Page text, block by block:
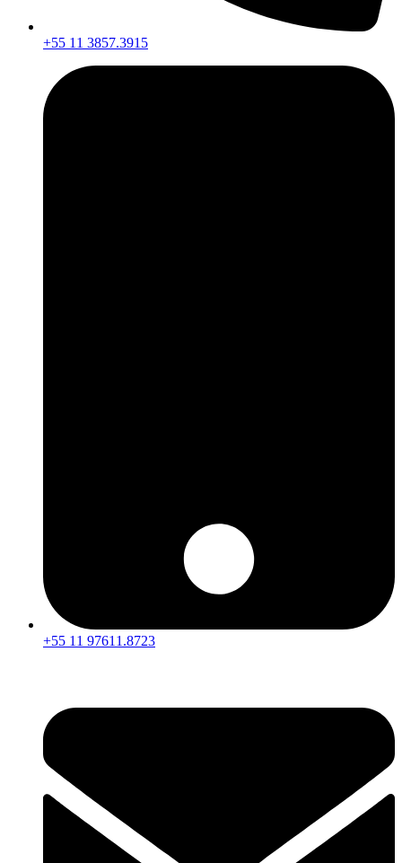
+55 11 3857.3915
+55 11 97611.8723